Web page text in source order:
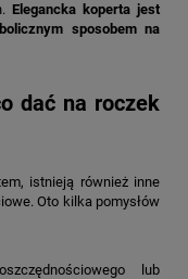
Elegancka koperta jest
sposobem na
dać na roczek
istnieją również inne
Oto kilka pomysłów
lub